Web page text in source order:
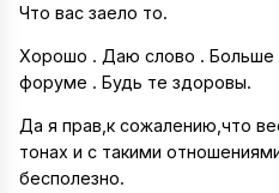
Что вас заело то.
Хорошо . Даю слово . Больше
форуме . Будь те здоровы.
Да я прав,к сожалению,что
тонах и с такими
бесполезно.